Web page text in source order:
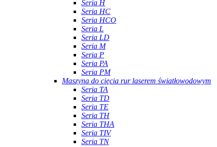
Seria H
Seria HC
Seria HCO
Seria L
Seria LD
Seria M
Seria P
Seria PA
Seria PM
Maszyna do cięcia rur laserem światłowodowym
Seria TA
Seria TD
Seria TE
Seria TH
Seria THA
Seria TIV
Seria TN